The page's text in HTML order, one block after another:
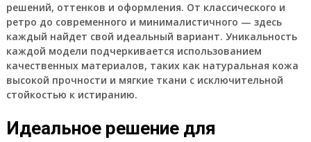
решений, оттенков и оформления. От классического и
ретро до современного и минималистичного — здесь
каждый найдет свой идеальный вариант. Уникальность
каждой модели подчеркивается использованием
качественных материалов, таких как натуральная кожа
высокой прочности и мягкие ткани с исключительной
стойкостью к истиранию.
Идеальное решение для